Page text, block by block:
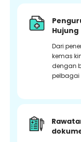
Hujung
Dari
kemas
dengan
pelbagai